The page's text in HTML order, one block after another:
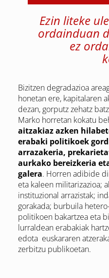
Ezin liteke
ordainduan
ez
Bizitzen degradazioa
honetan ere, kapitalaren
dezan, gorputz zehatz
Marko horretan kokatu
aitzakiaz azken
erabaki politikoek
arrazakeria,
aurkako bereizkeria
galera. Horren adibide
eta kaleen militarizazioa;
instituzional arrazistak;
gorakada; burbuila
politikoen bakartzea eta
lurraldean erabakiak
edota euskararen
zerbitzu publikoetan.